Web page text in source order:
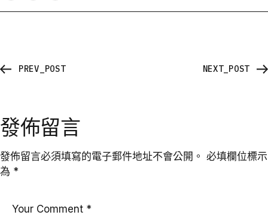
PREV_POST NEXT_POST
發佈留言
發佈留言必須填寫的電子郵件地址不會公開。 必填欄位標示
為 *